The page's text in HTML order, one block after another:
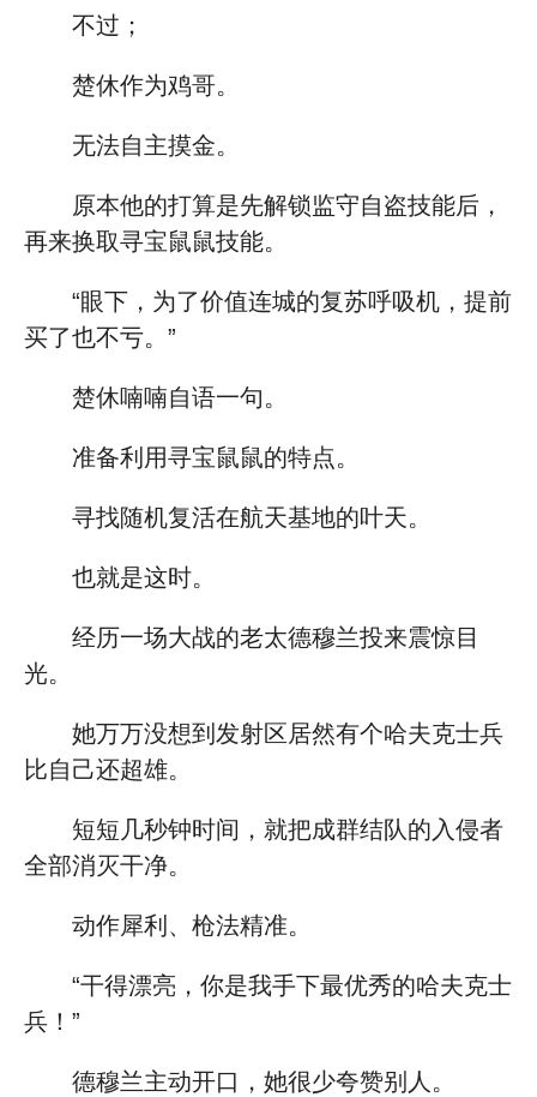
不过；
楚休作为鸡哥。
无法自主摸金。
原本他的打算是先解锁监守自盗技能后，
再来换取寻宝鼠鼠技能。
“眼下，为了价值连城的复苏呼吸机，提前
买了也不亏。”
楚休喃喃自语一句。
准备利用寻宝鼠鼠的特点。
寻找随机复活在航天基地的叶天。
也就是这时。
经历一场大战的老太德穆兰投来震惊目
光。
她万万没想到发射区居然有个哈夫克士兵
比自己还超雄。
短短几秒钟时间，就把成群结队的入侵者
全部消灭干净。
动作犀利、枪法精准。
“干得漂亮，你是我手下最优秀的哈夫克士
兵！”
德穆兰主动开口，她很少夸赞别人。